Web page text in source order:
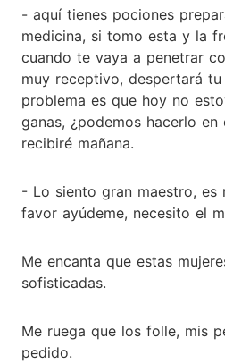
- aquí tienes pociones
medicina, si tomo esta y la
cuando te vaya a penetrar
muy receptivo, despertará
problema es que hoy no
ganas, ¿podemos hacerlo
recibiré mañana.
- Lo siento gran maestro, es
favor ayúdeme, necesito el
Me encanta que estas
sofisticadas.
Me ruega que los folle, mis
pedido.